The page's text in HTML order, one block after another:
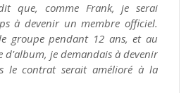
que, comme Frank, je serai
à devenir un membre officiel.
groupe pendant 12 ans, et au
d'album, je demandais à devenir
le contrat serait amélioré à la